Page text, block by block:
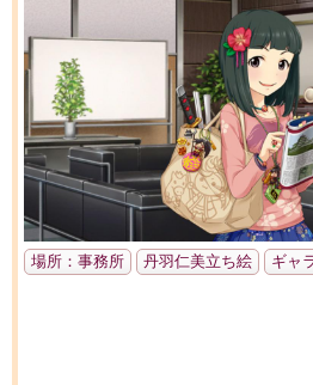
場所：事務所 丹羽仁美立ち絵 ギャ